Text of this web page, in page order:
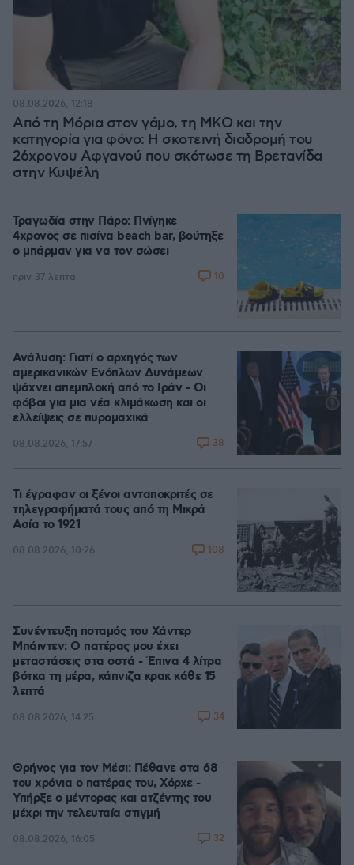
Από τη Μόρια στον γάμο, τη ΜΚΟ και την
κατηγορία για φόνο: Η σκοτεινή διαδρομή του
26χρονου Αφγανού που σκότωσε τη Βρετανίδα
στην Κυψέλη
08.08.2026, 12:18
Τραγωδία στην Πάρο: Πνίγηκε
4χρονος σε πισίνα beach bar, βούτηξε
ο μπάρμαν για να τον σώσει
πριν 37 λεπτά 10
Ανάλυση: Γιατί ο αρχηγός των
αμερικανικών Ενόπλων Δυνάμεων
ψάχνει απεμπλοκή από το Ιράν - Οι
φόβοι για μια νέα κλιμάκωση και οι
ελλείψεις σε πυρομαχικά
08.08.2026, 17:57 38
Τι έγραφαν οι ξένοι ανταποκριτές σε
τηλεγραφήματά τους από τη Μικρά
Ασία το 1921
08.08.2026, 10:26 108
Συνέντευξη ποταμός του Χάντερ
Μπάιντεν: Ο πατέρας μου έχει
μεταστάσεις στα οστά - Έπινα 4 λίτρα
βότκα τη μέρα, κάπνιζα κρακ κάθε 15
λεπτά
08.08.2026, 14:25 34
Θρήνος για τον Μέσι: Πέθανε στα 68
του χρόνια ο πατέρας του, Χόρχε -
Υπήρξε ο μέντορας και ατζέντης του
μέχρι την τελευταία στιγμή
08.08.2026, 16:05 32